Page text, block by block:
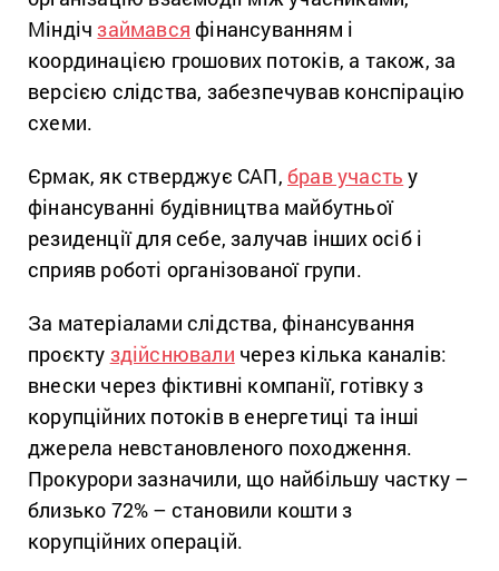
Міндічзаймався фінансуванням і
координацією грошових потоків, а також, за
версією слідства, забезпечував конспірацію
схеми.
Єрмак, як стверджує САП, брав участь у
фінансуванні будівництва майбутньої
резиденції для себе, залучав інших осіб і
сприяв роботі організованої групи.
За матеріалами слідства, фінансування
проєкту здійснювали через кілька каналів:
внески через фіктивні компанії, готівку з
корупційних потоків в енергетиці та інші
джерела невстановленого походження.
Прокурори зазначили, що найбільшу частку –
близько 72% – становили кошти з
корупційних операцій.